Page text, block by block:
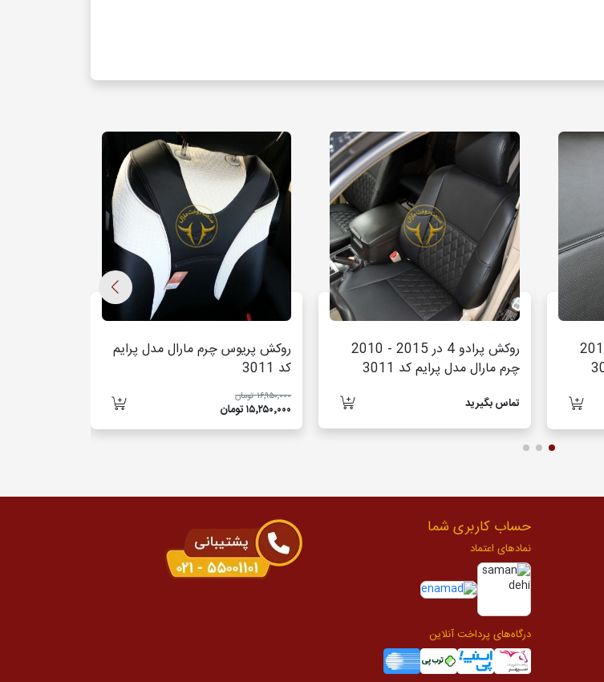
2 در 2015 - 2012
روکش پرادو 4 در 2015 - 2010
چرم مارال مدل پرایم کد 3011
تماس بگیرید
روکش پریوس چرم مارال مدل پرایم
کد 3011
۱۶٬۹۵۰٬۰۰۰ تومان
۱۵٬۲۵۰٬۰۰۰ تومان
حساب کاربری شما
نمادهای اعتماد
درگاه‌های پرداخت آنلاین